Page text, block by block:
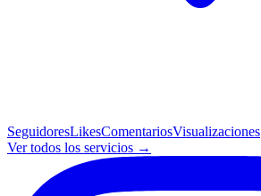
SeguidoresLikesComentariosVisualizaciones
Ver todos los servicios →